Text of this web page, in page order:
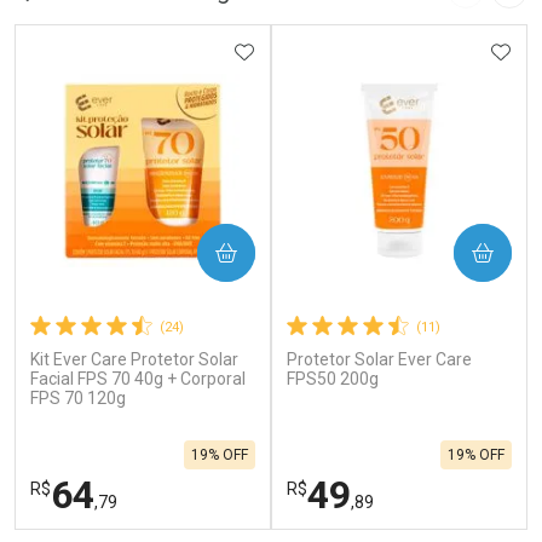
(24)
Kit Ever Care Protetor Solar
Facial FPS 70 40g + Corporal
FPS 70 120g
R$64,79
19% OFF
ADICIONAR AOS FAVORITOS
COMPRAR
(11)
Protetor Solar Ever Care
FPS50 200g
R$49,89
19% OFF
COMPRAR